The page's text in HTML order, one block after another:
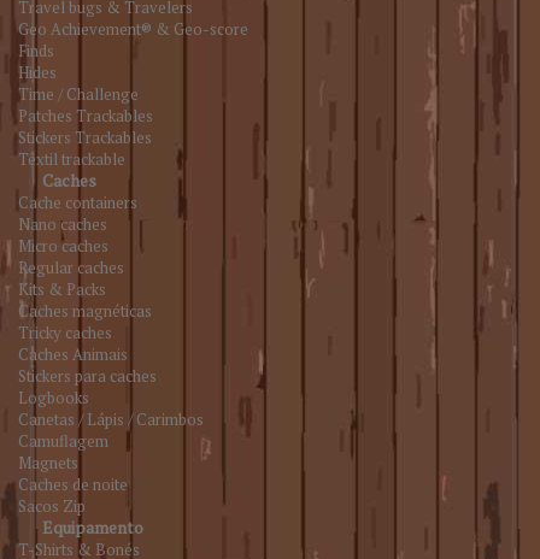
Travel bugs & Travelers
Geo Achievement® & Geo-score
Finds
Hides
Time / Challenge
Patches Trackables
Stickers Trackables
Têxtil trackable
Caches
Cache containers
Nano caches
Micro caches
Regular caches
Kits & Packs
Caches magnéticas
Tricky caches
Caches Animais
Stickers para caches
Logbooks
Canetas / Lápis / Carimbos
Camuflagem
Magnets
Caches de noite
Sacos Zip
Equipamento
T-Shirts & Bonés